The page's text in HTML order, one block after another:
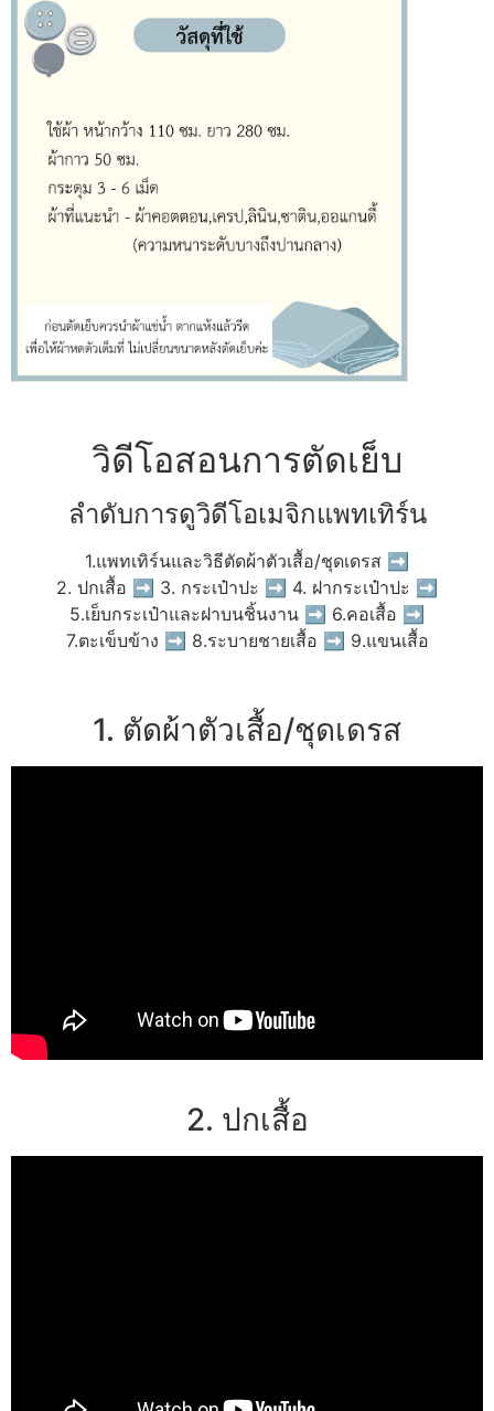
วิดีโอสอนการตัดเย็บ
ลำดับการดูวิดีโอเมจิกแพทเทิร์น
1.แพทเทิร์นและวิธีตัดผ้าตัวเสื้อ/ชุดเดรส ➡
2. ปกเสื้อ ➡ 3. กระเป๋าปะ ➡ 4. ฝากระเป๋าปะ ➡
5.เย็บกระเป๋าและฝาบนชิ้นงาน ➡ 6.คอเสื้อ ➡
7.ตะเข็บข้าง ➡ 8.ระบายชายเสื้อ ➡ 9.แขนเสื้อ
1. ตัดผ้าตัวเสื้อ/ชุดเดรส
2. ปกเสื้อ